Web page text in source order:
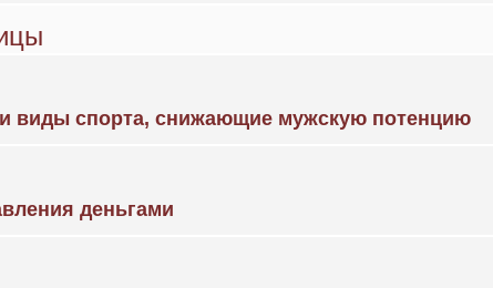
виды спорта, снижающие мужскую потенцию
деньгами